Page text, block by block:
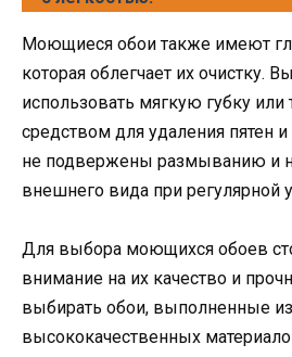
Моющиеся обои также имеют
которая облегчает их очистку.
использовать мягкую губку
средством для удаления пятен
не подвержены размыванию и
внешнего вида при регулярной
Для выбора моющихся обоев
внимание на их качество и
выбирать обои, выполненные из
высококачественных